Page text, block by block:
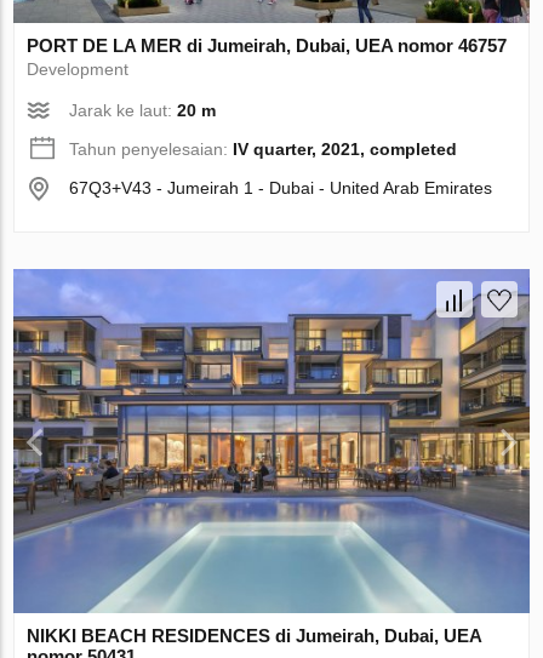
PORT DE LA MER di Jumeirah, Dubai, UEA nomor 46757
Development
Jarak ke laut:20 m
Tahun penyelesaian: IV quarter, 2021, completed
67Q3+V43 - Jumeirah 1 - Dubai - United Arab Emirates
NIKKI BEACH RESIDENCES di Jumeirah, Dubai, UEA